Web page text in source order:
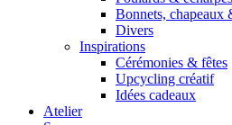
Bonnets, chapeaux
Divers
Inspirations
Cérémonies & fêtes
Upcycling créatif
Idées cadeaux
Atelier